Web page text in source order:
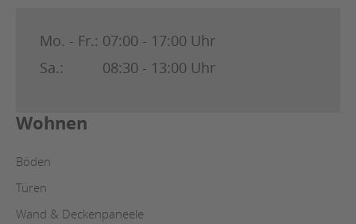
Mo. - Fr.: 07:00 - 17:00 Uhr
Sa.:
08:30 - 13:00 Uhr
Wohnen
Böden
Türen
Wand & Deckenpaneele